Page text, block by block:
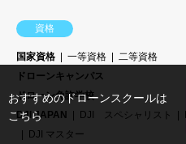
資格
国家資格 一等資格
二等資格
ドローンキャンパス
ドローン免許学校
DJI JAPAN
DJI スペシャリスト
DJI マスター
おすすめのドローンスクールは
こちら